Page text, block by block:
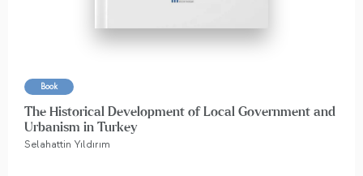
Book
The Historical Development of Local Government and
Urbanism in Turkey
Selahattin Yıldırım